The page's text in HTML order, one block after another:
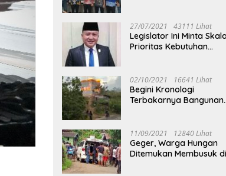
27/07/2021 43111 Lihat
Legislator Ini Minta
Prioritas Kebutuhan
02/10/2021 16641 Lihat
Begini Kronologi
Terbakarnya Bangunan
11/09/2021 12840 Lihat
Geger, Warga Hungan
Ditemukan Membusuk